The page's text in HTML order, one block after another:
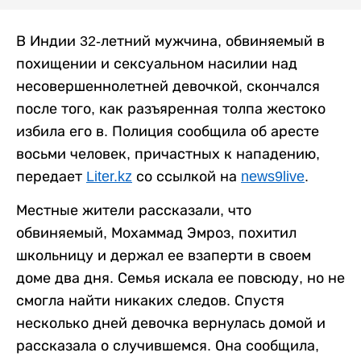
В Индии 32-летний мужчина, обвиняемый в
похищении и сексуальном насилии над
несовершеннолетней девочкой, скончался
после того, как разъяренная толпа жестоко
избила его в. Полиция сообщила об аресте
восьми человек, причастных к нападению,
передает Liter.kz со ссылкой на news9live.
Местные жители рассказали, что
обвиняемый, Мохаммад Эмроз, похитил
школьницу и держал ее взаперти в своем
доме два дня. Семья искала ее повсюду, но не
смогла найти никаких следов. Спустя
несколько дней девочка вернулась домой и
рассказала о случившемся. Она сообщила,